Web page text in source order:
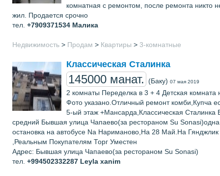
комнатная с ремонтом, после ремонта никто
жил. Продается срочно
тел. +7909371534 Малика
Недвижимость > Продам > Квартиры > 3-комнатные
Классическая Сталинка
145000 манат. (Баку) 07 мая 2019
2 комнаты Переделка в 3 + 4 Детская комната
Фото указано.Отличный ремонт комби,Купча
5-ый этаж +Мансарда,Классическая Сталинка
средний Бывшая улица Чапаево(за рестораном Su Sonasi)одна
остановка на автобусе Na Нариманово,На 28 Май.На Гянджлик
,Реальным Покупателям Торг Уместен
Адрес: Бывшая улица Чапаево(за рестораном Su Sonasi)
тел. +994502332287 Leyla xanim